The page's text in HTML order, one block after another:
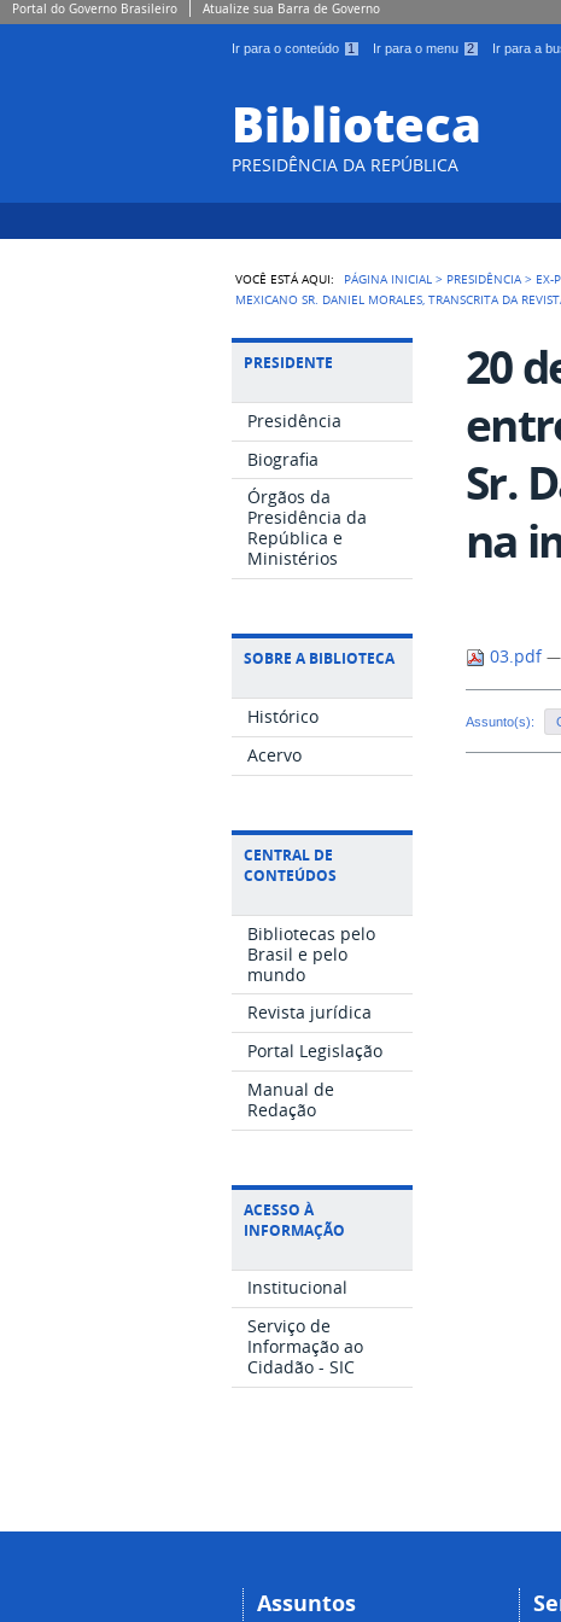
Portal do Governo Brasileiro Atualize sua Barra de Governo
Ir para o conteúdo 1 Ir para o menu 2 Ir para a
Biblioteca
PRESIDÊNCIA DA REPÚBLICA
VOCÊ ESTÁ AQUI: PÁGINA INICIAL > PRESIDÊNCIA > EX-
MEXICANO SR. DANIEL MORALES, TRANSCRITA DA
PRESIDENTE
Presidência
Biografia
Órgãos da
Presidência da
República e
Ministérios
SOBRE A BIBLIOTECA
Histórico
Acervo
CENTRAL DE
CONTEÚDOS
Bibliotecas pelo
Brasil e pelo
mundo
Revista jurídica
Portal Legislação
Manual de
Redação
ACESSO À
INFORMAÇÃO
Institucional
Serviço de
Informação ao
Cidadão - SIC
20
Sr.
na
03.pdf—
Assunto(s):
Assuntos